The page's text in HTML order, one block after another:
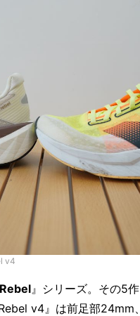
v4
』シリーズ。その5
v4』は前足部